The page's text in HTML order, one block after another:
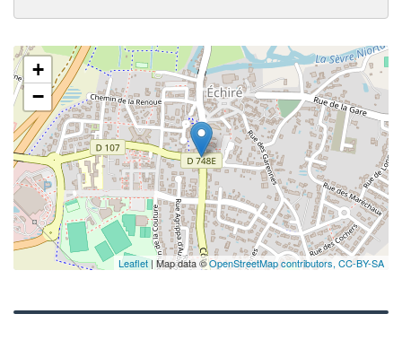
+
−
Leaflet| Map data ©OpenStreetMap contributors, CC-BY-SA